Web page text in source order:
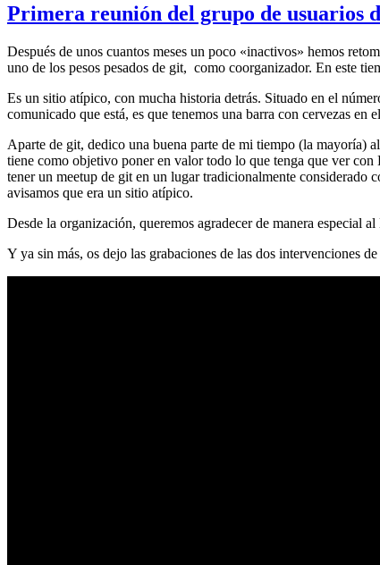
Primera reunión del grupo de usuarios
Después de unos cuantos meses un poco «inactivos» hemos
uno de los pesos pesados de git, como coorganizador. En este
Es un sitio atípico, con mucha historia detrás. Situado en el
comunicado que está, es que tenemos una barra con cervezas en
Aparte de git, dedico una buena parte de mi tiempo (la mayoría)
tiene como objetivo poner en valor todo lo que tenga que ver
tener un meetup de git en un lugar tradicionalmente considerado
avisamos que era un sitio atípico.
Desde la organización, queremos agradecer de manera especial
Y ya sin más, os dejo las grabaciones de las dos intervenciones